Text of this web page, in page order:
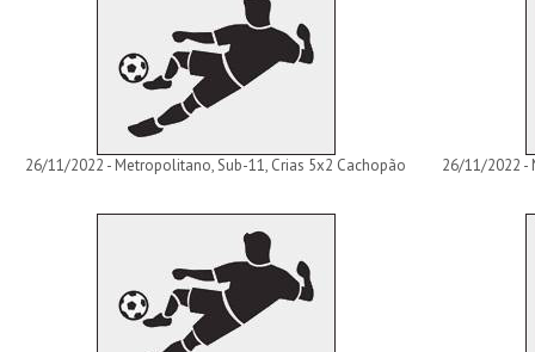
26/11/2022 - Metropolitano, Sub-11, Crias 5x2 Cachopão 26/11/2022 -